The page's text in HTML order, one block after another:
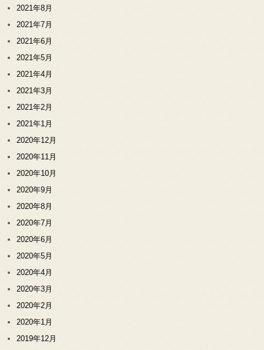
2021年8月
2021年7月
2021年6月
2021年5月
2021年4月
2021年3月
2021年2月
2021年1月
2020年12月
2020年11月
2020年10月
2020年9月
2020年8月
2020年7月
2020年6月
2020年5月
2020年4月
2020年3月
2020年2月
2020年1月
2019年12月